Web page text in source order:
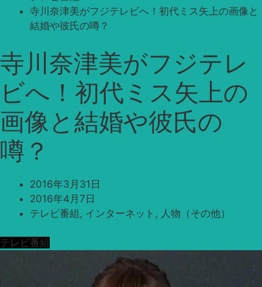
寺川奈津美がフジテレビへ！初代ミス矢上の画像と
結婚や彼氏の噂？
寺川奈津美がフジテレ
ビへ！初代ミス矢上の
画像と結婚や彼氏の
噂？
2016年3月31日
2016年4月7日
テレビ番組 , インターネット , 人物（その他）
テレビ番組